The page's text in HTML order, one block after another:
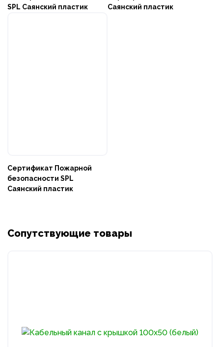
SPL Саянский пластик
Саянский пластик
Сертификат Пожарной
безопасности SPL
Саянский пластик
Сопутствующие товары